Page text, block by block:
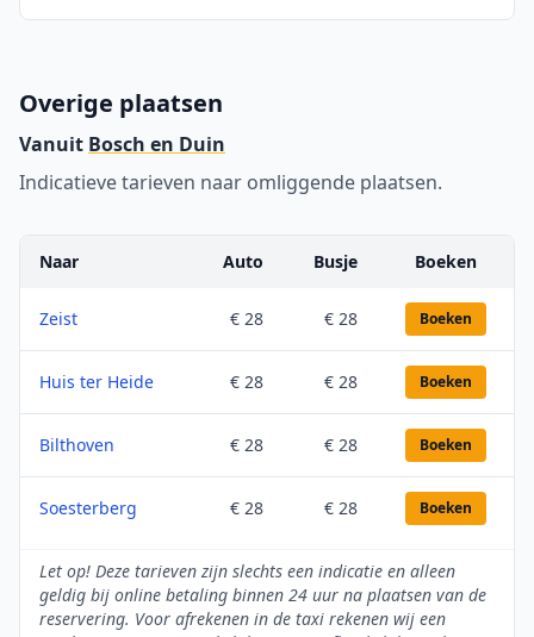
Overige plaatsen
Vanuit Bosch en Duin
Indicatieve tarieven naar omliggende plaatsen.
Naar Auto Busje Boeken
Zeist € 28 € 28 Boeken
Huis ter Heide € 28 € 28 Boeken
Bilthoven € 28 € 28 Boeken
Soesterberg € 28 € 28 Boeken
Let op! Deze tarieven zijn slechts een indicatie en alleen
geldig bij online betaling binnen 24 uur na plaatsen van de
reservering. Voor afrekenen in de taxi rekenen wij een